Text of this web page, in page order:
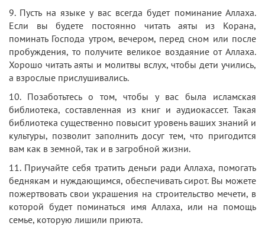
9. Пусть на языке у вас всегда будет поминание Аллаха.
Если вы будете постоянно читать аяты из Корана,
поминать Господа утром, вечером, перед сном или после
пробуждения, то получите великое воздаяние от Аллаха.
Хорошо читать аяты и молитвы вслух, чтобы дети учились,
а взрослые прислушивались.
10. Позаботьтесь о том, чтобы у вас была исламская
библиотека, составленная из книг и аудиокассет. Такая
библиотека существенно повысит уровень ваших знаний и
культуры, позволит заполнить досуг тем, что пригодится
вам как в земной, так и в загробной жизни.
11. Приучайте себя тратить деньги ради Аллаха, помогать
беднякам и нуждающимся, обеспечивать сирот. Вы можете
пожертвовать свои украшения на строительство мечети, в
которой будет поминаться имя Аллаха, или на помощь
семье, которую лишили приюта.